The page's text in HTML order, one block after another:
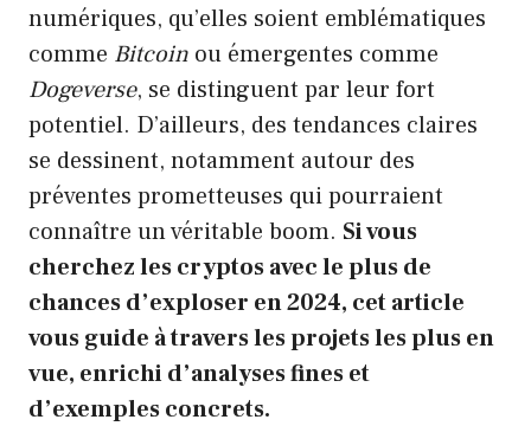
numériques, qu’elles soient emblématiques
comme Bitcoin ou émergentes comme
Dogeverse, se distinguent par leur fort
potentiel. D’ailleurs, des tendances claires
se dessinent, notamment autour des
préventes prometteuses qui pourraient
connaître un véritable boom. Si vous
cherchez les cryptos avec le plus de
chances d’exploser en 2024, cet article
vous guide à travers les projets les plus en
vue, enrichi d’analyses fines et
d’exemples concrets.